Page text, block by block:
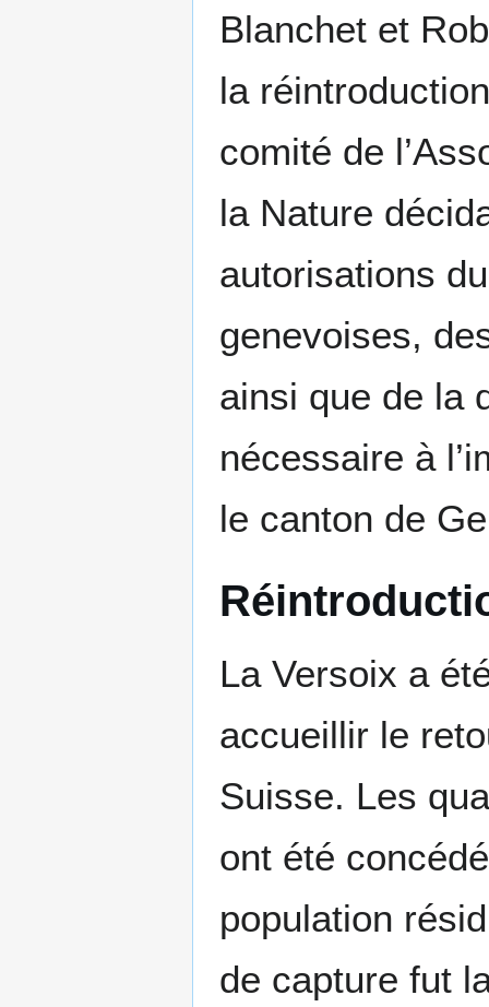
Blanchet et
la
comité de
la Nature
autorisations
genevoises,
ainsi que de la
nécessaire à
le canton de
La Versoix a
accueillir le
Suisse. Les
ont été
population
de capture fut